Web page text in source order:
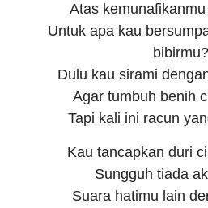
Atas
Untuk apa kau
bibirmu?
Dulu kau sirami
Agar tumbuh benih
Tapi kali ini racun
Kau tancapkan duri
Sungguh tiada
Suara hatimu lain